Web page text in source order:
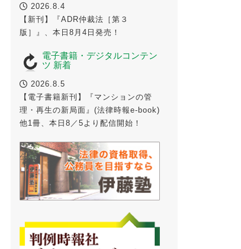
2026.8.4
【新刊】『ADR仲裁法［第３
版］』、本日8月4日発売！
電子書籍・デジタルコンテン
ツ 新着
2026.8.5
【電子書籍新刊】『マンションの管
理・再生の新局面』(法律時報e-book)
他1冊、本日8／5より配信開始！